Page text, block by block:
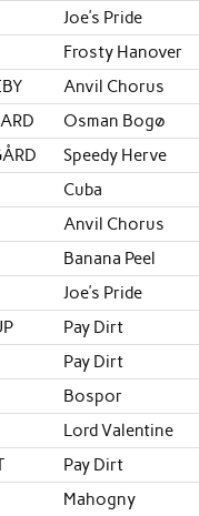
Joe’s Pride
Frosty Hanover
Anvil Chorus
Osman Bogø
Speedy Herve
Cuba
Anvil Chorus
Banana Peel
Joe’s Pride
Pay Dirt
Pay Dirt
Bospor
Lord Valentine
Pay Dirt
Mahogny